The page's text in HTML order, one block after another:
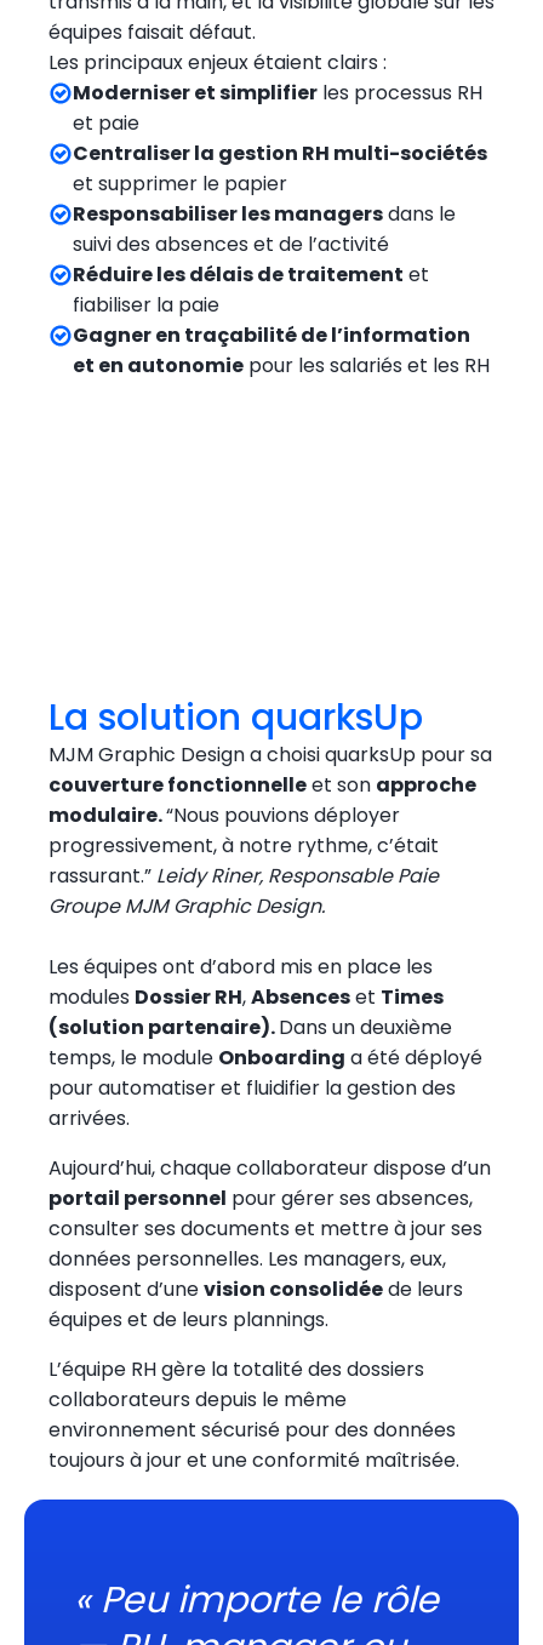
équipes faisait défaut.
Les principaux enjeux étaient clairs :
Moderniser et simplifier les processus RH
et paie
Centraliser la gestion RH multi-sociétés
et supprimer le papier
Responsabiliser les managersdans le
suivi des absences et de l’activité
Réduire les délais de traitement et
fiabiliser la paie
Gagner en traçabilité de l’information
et en autonomie pour les salariés et les RH
La solution quarksUp
MJM Graphic Design a choisi quarksUp pour sa
couverture fonctionnelleet son approche
modulaire.“Nous pouvions déployer
progressivement, à notre rythme, c’était
rassurant.” Leidy Riner, Responsable Paie
Groupe MJM Graphic Design.
Les équipes ont d’abord mis en place les
modules Dossier RH,Absenceset Times
(solution partenaire).Dans un deuxième
temps, le module Onboarding a été déployé
pour automatiser et fluidifier la gestion des
arrivées.
Aujourd’hui, chaque collaborateur dispose d’un
portail personnel pour gérer ses absences,
consulter ses documents et mettre à jour ses
données personnelles. Les managers, eux,
disposent d’unevision consolidéede leurs
équipes et de leurs plannings.
L’équipe RH gère la totalité des dossiers
collaborateurs depuis le même
environnement sécurisé pour des données
toujours à jour et une conformité maîtrisée.
« Peu importe le rôle